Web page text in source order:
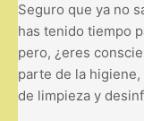
Seguro que ya no
has tenido tiempo
pero, ¿eres
parte de la
de limpieza y